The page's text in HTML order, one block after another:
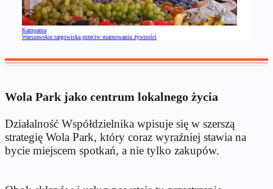
Kampania
Warszawskie targowiska przeciw marnowaniu żywności
Wola Park jako centrum lokalnego życia
Działalność Współdzielnika wpisuje się w szerszą
strategię Wola Park, który coraz wyraźniej stawia na
bycie miejscem spotkań, a nie tylko zakupów.